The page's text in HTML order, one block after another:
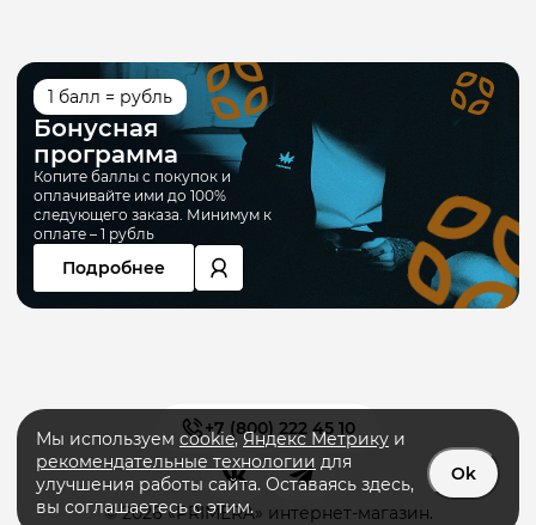
© 2026 «PRIMERA» интернет-магазин.
+7 (800) 222 45 10
1 балл = рубль
Бонусная
программа
Копите баллы с покупок и
оплачивайте ими до 100%
следующего заказа. Минимум к
оплате – 1 рубль
Подробнее
Мы используем cookie,Яндекс Метрику и
рекомендательные технологии для
улучшения работы сайта. Оставаясь здесь,
вы соглашаетесь с этим.
Ok